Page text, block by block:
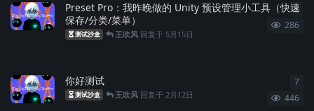
Preset Pro：我昨晚做的 Unity 预设管理小工具（快速
保存/分类/菜单）
测试沙盒 王吹风 回复于 5月15日
286
2
你好测试
测试沙盒 王吹风 回复于2月12日 446
7